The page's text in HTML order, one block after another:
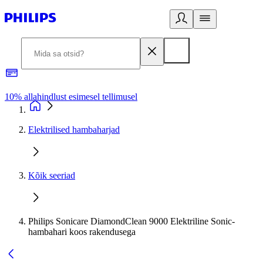
10% allahindlust esimesel tellimusel
Elektrilised hambaharjad
Kõik seeriad
Philips Sonicare DiamondClean 9000 Elektriline Sonic-
hambahari koos rakendusega